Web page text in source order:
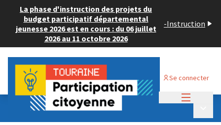
La phase d'instruction des projets du
budget participatif départemental
jeunesse 2026 est en cours : du 06 juillet
2026 au 11 octobre 2026
-Instruction
Se connecter
Budget Participatif JEUNESSE 2024
💡 Consulter les projets déposés